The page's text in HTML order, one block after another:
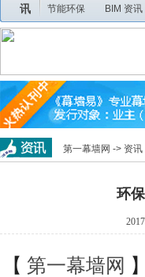
讯
节能环保
BIM 资讯
第一幕墙网 -> 资讯
环
【 第一幕墙网 】